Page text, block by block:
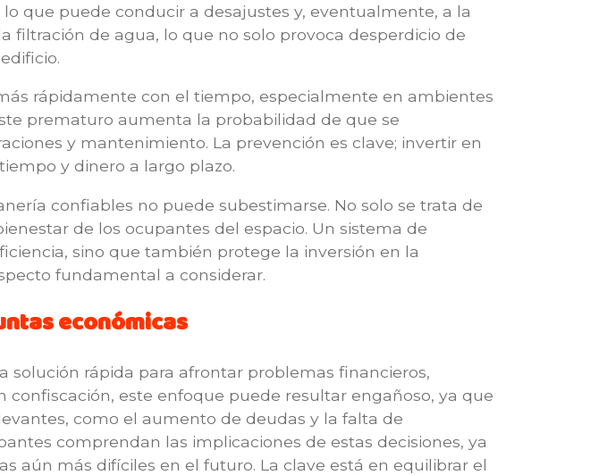
que puede conducir a desajustes y, eventualmente, a la
de agua, lo que no solo provoca desperdicio de
rápidamente con el tiempo, especialmente en ambientes
prematuro aumenta la probabilidad de que se
y mantenimiento. La prevención es clave; invertir en
y dinero a largo plazo.
confiables no puede subestimarse. No solo se trata de
de los ocupantes del espacio. Un sistema de
sino que también protege la inversión en la
fundamental a considerar.
económicas
rápida para afrontar problemas financieros,
este enfoque puede resultar engañoso, ya que
como el aumento de deudas y la falta de
comprendan las implicaciones de estas decisiones, ya
aún más difíciles en el futuro. La clave está en equilibrar el